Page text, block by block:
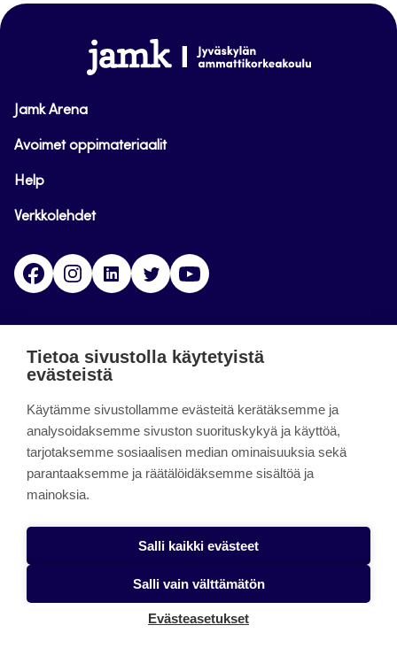
www.jamk.fi
Jamk Arena
Avoimet oppimateriaalit
Help
Verkkolehdet
FacebookInstagramLinkedinTwitter
päättynyt 11.9.2023.
About the site
Käyttöehdot
Saavutettavuusseloste
Alasottoilmoitus
Tietoa sivustolla käytetyistä
evästeistä
Käytämme sivustollamme evästeitä kerätäksemme ja
analysoidaksemme sivuston suorituskykyä ja käyttöä,
tarjotaksemme sosiaalisen median ominaisuuksia sekä
parantaaksemme ja räätälöidäksemme sisältöä ja
mainoksia.
Salli kaikki evästeet
Salli vain välttämätön
Evästeasetukset